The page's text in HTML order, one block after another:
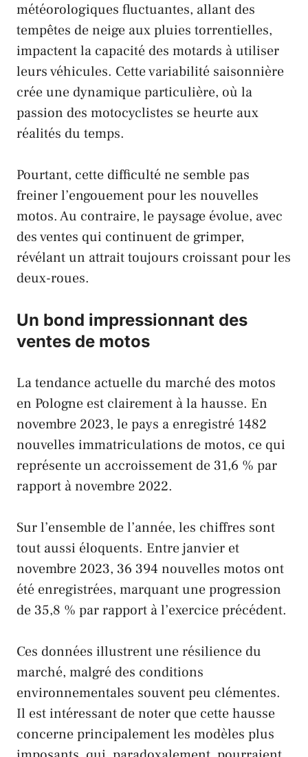
météorologiques fluctuantes, allant des
tempêtes de neige aux pluies torrentielles,
impactent la capacité des motards à utiliser
leurs véhicules. Cette variabilité saisonnière
crée une dynamique particulière, où la
passion des motocyclistes se heurte aux
réalités du temps.
Pourtant, cette difficulté ne semble pas
freiner l’engouement pour les nouvelles
motos. Au contraire, le paysage évolue, avec
des ventes qui continuent de grimper,
révélant un attrait toujours croissant pour les
deux-roues.
Un bond impressionnant des
ventes de motos
La tendance actuelle du marché des motos
en Pologne est clairement à la hausse. En
novembre 2023, le pays a enregistré 1482
nouvelles immatriculations de motos, ce qui
représente un accroissement de 31,6 % par
rapport à novembre 2022.
Sur l’ensemble de l’année, les chiffres sont
tout aussi éloquents. Entre janvier et
novembre 2023, 36 394 nouvelles motos ont
été enregistrées, marquant une progression
de 35,8 % par rapport à l’exercice précédent.
Ces données illustrent une résilience du
marché, malgré des conditions
environnementales souvent peu clémentes.
Il est intéressant de noter que cette hausse
concerne principalement les modèles plus